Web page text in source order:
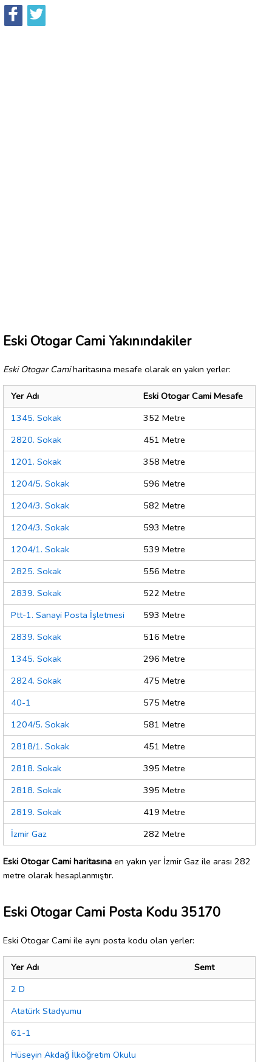
Eski Otogar Cami Yakınındakiler
Eski Otogar Camiharitasına mesafe olarak en yakın yerler:
Yer Adı
Eski Otogar Cami Mesafe
1345. Sokak
352 Metre
2820. Sokak
451 Metre
1201. Sokak
358 Metre
1204/5. Sokak
596 Metre
1204/3. Sokak
582 Metre
1204/3. Sokak
593 Metre
1204/1. Sokak
539 Metre
2825. Sokak
556 Metre
2839. Sokak
522 Metre
Ptt-1. Sanayi Posta İşletmesi
593 Metre
2839. Sokak
516 Metre
1345. Sokak
296 Metre
2824. Sokak
475 Metre
40-1
575 Metre
1204/5. Sokak
581 Metre
2818/1. Sokak
451 Metre
2818. Sokak
395 Metre
2818. Sokak
395 Metre
2819. Sokak
419 Metre
İzmir Gaz
282 Metre
Eski Otogar Cami haritasına en yakın yer İzmir Gaz ile arası 282
metre olarak hesaplanmıştır.
Eski Otogar Cami Posta Kodu 35170
Eski Otogar Cami ile aynı posta kodu olan yerler:
Yer Adı
Semt
2 D
Atatürk Stadyumu
61-1
Hüseyin Akdağ İlköğretim Okulu